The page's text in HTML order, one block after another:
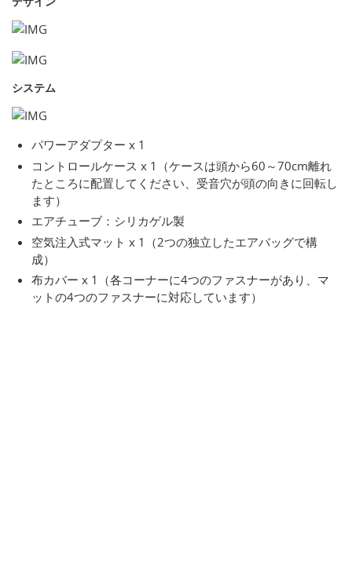
システム
パワーアダプター x 1
コントロールケース x 1（ケースは頭から60～70cm離れ
たところに配置してください、受音穴が頭の向きに回転し
ます）
エアチューブ：シリカゲル製
空気注入式マット x 1（2つの独立したエアバッグで構
成）
布カバー x 1（各コーナーに4つのファスナーがあり、マ
ットの4つのファスナーに対応しています）